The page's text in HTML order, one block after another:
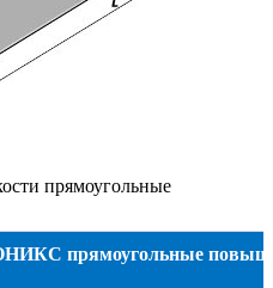
прямоугольные
прямоугольные